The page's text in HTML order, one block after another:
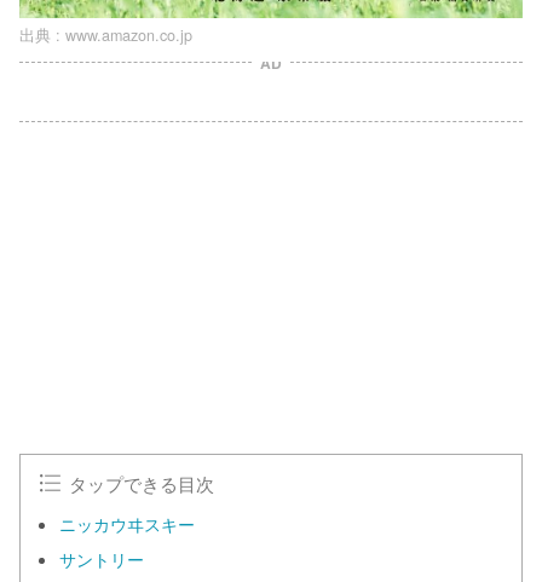
出典 : www.amazon.co.jp
AD
タップできる目次
ニッカウヰスキー
サントリー